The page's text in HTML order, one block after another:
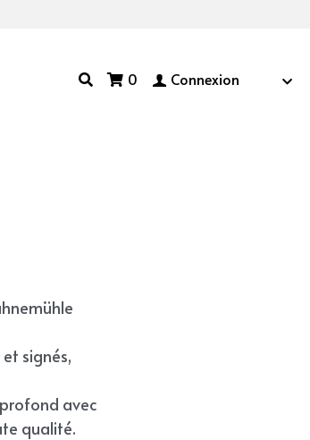
0 Connexion
signés,
avec
qualité.